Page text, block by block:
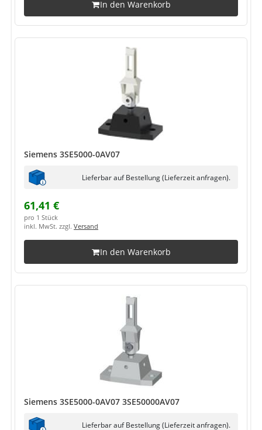
In den Warenkorb
Siemens 3SE5000-0AV07
Lieferbar auf Bestellung (Lieferzeit anfragen).
61,41 €
pro 1 Stück
inkl. MwSt. zzgl. Versand
In den Warenkorb
Siemens 3SE5000-0AV07 3SE50000AV07
Lieferbar auf Bestellung (Lieferzeit anfragen).